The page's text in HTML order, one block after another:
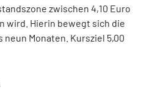
zwischen 4,10 Euro
wird. Hierin bewegt sich die
Monaten. Kursziel 5,00